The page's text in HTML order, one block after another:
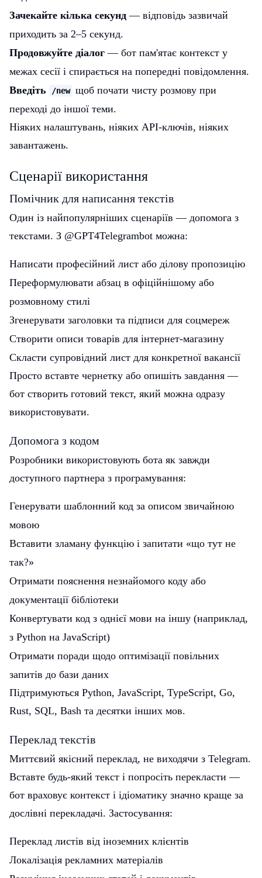
Зачекайте кілька секунд — відповідь зазвичай
приходить за 2–5 секунд.
Продовжуйте діалог — бот пам'ятає контекст у
межах сесії і спирається на попередні повідомлення.
Введіть
/new щоб почати чисту розмову при
переході до іншої теми.
Ніяких налаштувань, ніяких API-ключів, ніяких
завантажень.
Сценарії використання
Помічник для написання текстів
Один із найпопулярніших сценаріїв — допомога з
текстами. З @GPT4Telegrambot можна:
Написати професійний лист або ділову пропозицію
Переформулювати абзац в офіційнішому або
розмовному стилі
Згенерувати заголовки та підписи для соцмереж
Створити описи товарів для інтернет-магазину
Скласти супровідний лист для конкретної вакансії
Просто вставте чернетку або опишіть завдання —
бот створить готовий текст, який можна одразу
використовувати.
Допомога з кодом
Розробники використовують бота як завжди
доступного партнера з програмування:
Генерувати шаблонний код за описом звичайною
мовою
Вставити зламану функцію і запитати «що тут не
так?»
Отримати пояснення незнайомого коду або
документації бібліотеки
Конвертувати код з однієї мови на іншу (наприклад,
з Python на JavaScript)
Отримати поради щодо оптимізації повільних
запитів до бази даних
Підтримуються Python, JavaScript, TypeScript, Go,
Rust, SQL, Bash та десятки інших мов.
Переклад текстів
Миттєвий якісний переклад, не виходячи з Telegram.
Вставте будь-який текст і попросіть перекласти —
бот враховує контекст і ідіоматику значно краще за
дослівні перекладачі. Застосування:
Переклад листів від іноземних клієнтів
Локалізація рекламних матеріалів